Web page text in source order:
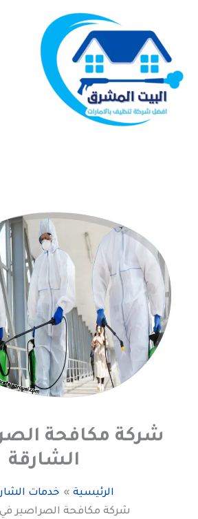
المحتوى
شركة مكافحة
الشارقة
الرئيسية
خدمات
شركة مكافحة الصراصير